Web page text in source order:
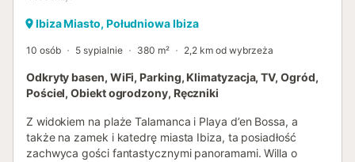
Ibiza Miasto, Południowa Ibiza
10 osób 5 sypialnie 380 m² 2,2 km od wybrzeża
Odkryty basen, WiFi, Parking, Klimatyzacja, TV, Ogród,
Pościel, Obiekt ogrodzony, Ręczniki
Z widokiem na plaże Talamanca i Playa d’en Bossa, a
także na zamek i katedrę miasta Ibiza, ta posiadłość
zachwyca gości fantastycznymi panoramami. Willa o